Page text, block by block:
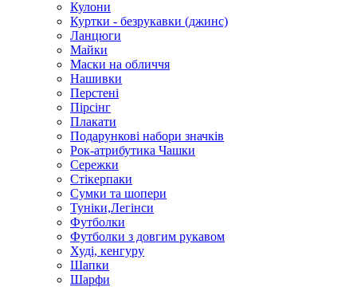
Кулони
Куртки - безрукавки (джинс)
Ланцюги
Майки
Маски на обличчя
Нашивки
Перстені
Пірсінг
Плакати
Подарункові набори значків
Рок-атрибутика Чашки
Сережки
Стікерпаки
Сумки та шопери
Туніки,Легінси
Футболки
Футболки з довгим рукавом
Худі, кенгуру
Шапки
Шарфи